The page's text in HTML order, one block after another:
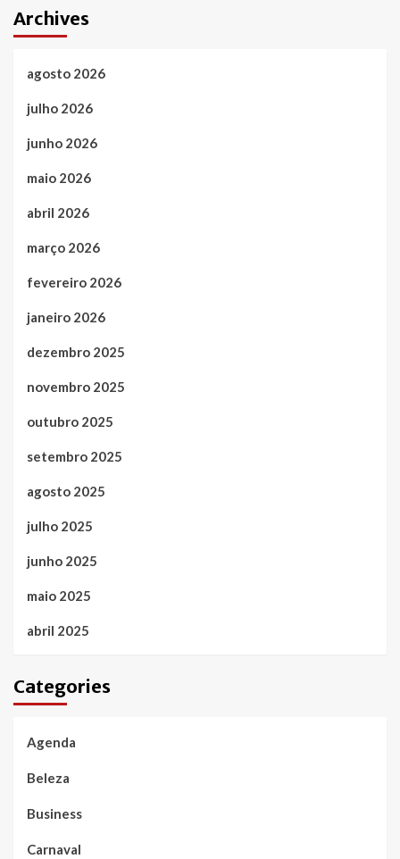
Archives
agosto 2026
julho 2026
junho 2026
maio 2026
abril 2026
março 2026
fevereiro 2026
janeiro 2026
dezembro 2025
novembro 2025
outubro 2025
setembro 2025
agosto 2025
julho 2025
junho 2025
maio 2025
abril 2025
Categories
Agenda
Beleza
Business
Carnaval